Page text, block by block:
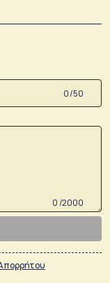
0 /50
0 /2000